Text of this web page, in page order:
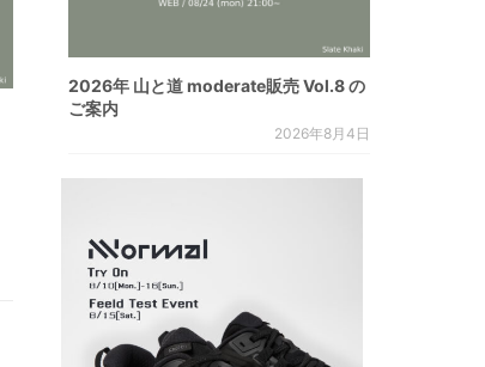
2026年 山と道 moderate販売 Vol.8 の
ご案内
2026年8月4日